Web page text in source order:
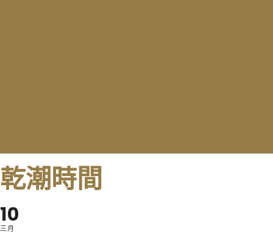
乾潮時間
10
三月